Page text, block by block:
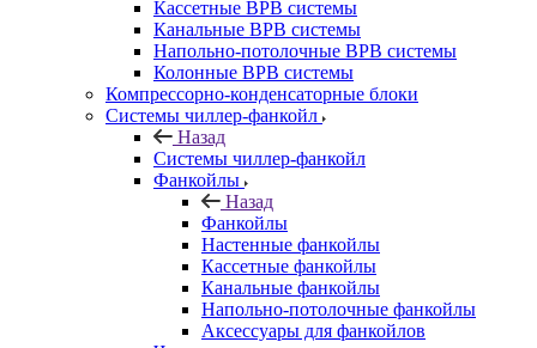
Кассетные ВРВ системы
Канальные ВРВ системы
Напольно-потолочные ВРВ системы
Колонные ВРВ системы
Компрессорно-конденсаторные блоки
Системы чиллер-фанкойл
Назад
Системы чиллер-фанкойл
Фанкойлы
Назад
Фанкойлы
Настенные фанкойлы
Кассетные фанкойлы
Канальные фанкойлы
Напольно-потолочные фанкойлы
Аксессуары для фанкойлов